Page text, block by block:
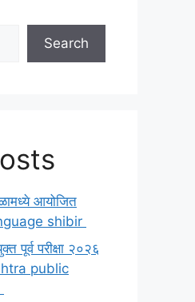
Search
आयोजित
shibir
पूर्व परीक्षा २०२६
public